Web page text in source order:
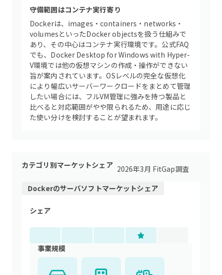
守備範囲はコンテナ実行寄り
Dockerは、images・containers・networks・
volumesといったDocker objectsを扱う仕組みで
あり、その中心はコンテナ実行環境です。公式FAQ
でも、Docker Desktop for Windows with Hyper-
V環境では他の仮想マシンの作成・操作ができない
旨が案内されています。OSレベルの完全な仮想化
により幅広いサーバーワークロードをまとめて管理
したい場合には、フルVM管理に強みを持つ製品と
比べると対応範囲がやや限られるため、用途に応じ
た使い分けを検討することが望まれます。
カテゴリ別マーケットシェア 2026年3月 FitGap調査
Dockerのサーバソフトマーケットシェア
シェア
事業規模